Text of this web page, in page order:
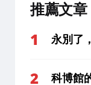
推薦文章
永別了
科博館